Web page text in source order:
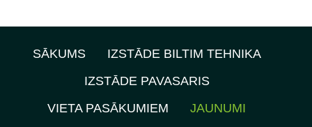
SĀKUMS
IZSTĀDE BILTIM TEHNIKA
IZSTĀDE PAVASARIS
VIETA PASĀKUMIEM
JAUNUMI